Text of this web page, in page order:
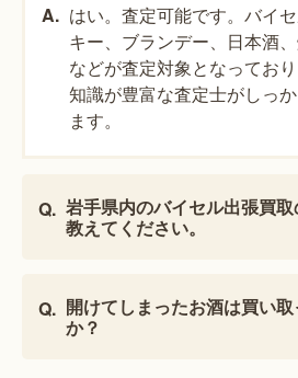
はい。査定可能です。バイ
キー、ブランデー、日本酒
などが査定対象となってお
知識が豊富な査定士がしっ
ます。
岩手県内のバイセル出張買
教えてください。
開けてしまったお酒は買い
か？